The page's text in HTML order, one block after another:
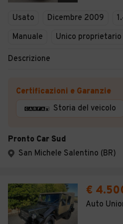
Veicoli Commerciali
Usato Dicembre 2009
Manuale
Unico proprietario
Descrizione
Certificazioni e Garanzie
Storia del veicolo
Pronto Car Sud
San Michele Salentino (BR)
€
Auto